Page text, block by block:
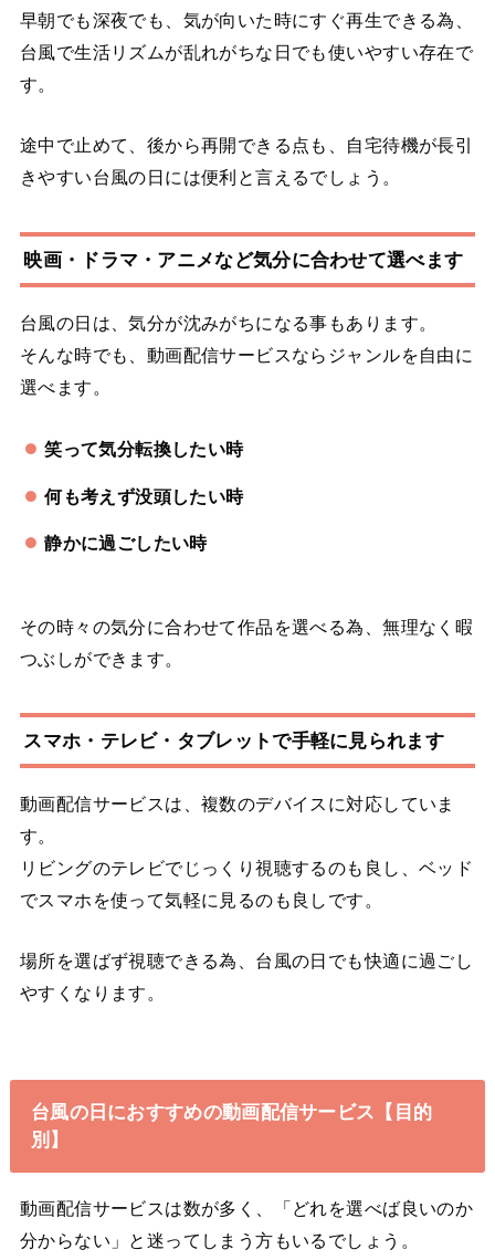
早朝でも深夜でも、気が向いた時にすぐ再生できる為、
台風で生活リズムが乱れがちな日でも使いやすい存在で
す。
途中で止めて、後から再開できる点も、自宅待機が長引
きやすい台風の日には便利と言えるでしょう。
映画・ドラマ・アニメなど気分に合わせて選べます
台風の日は、気分が沈みがちになる事もあります。
そんな時でも、動画配信サービスならジャンルを自由に
選べます。
笑って気分転換したい時
何も考えず没頭したい時
静かに過ごしたい時
その時々の気分に合わせて作品を選べる為、無理なく暇
つぶしができます。
スマホ・テレビ・タブレットで手軽に見られます
動画配信サービスは、複数のデバイスに対応していま
す。
リビングのテレビでじっくり視聴するのも良し、ベッド
でスマホを使って気軽に見るのも良しです。
場所を選ばず視聴できる為、台風の日でも快適に過ごし
やすくなります。
台風の日におすすめの動画配信サービス【目的
別】
動画配信サービスは数が多く、「どれを選べば良いのか
分からない」と迷ってしまう方もいるでしょう。